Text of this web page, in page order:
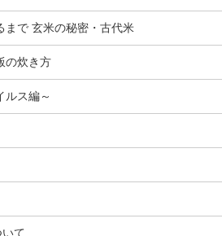
まで 玄米の秘密・古代米
の炊き方
ルス編～
て